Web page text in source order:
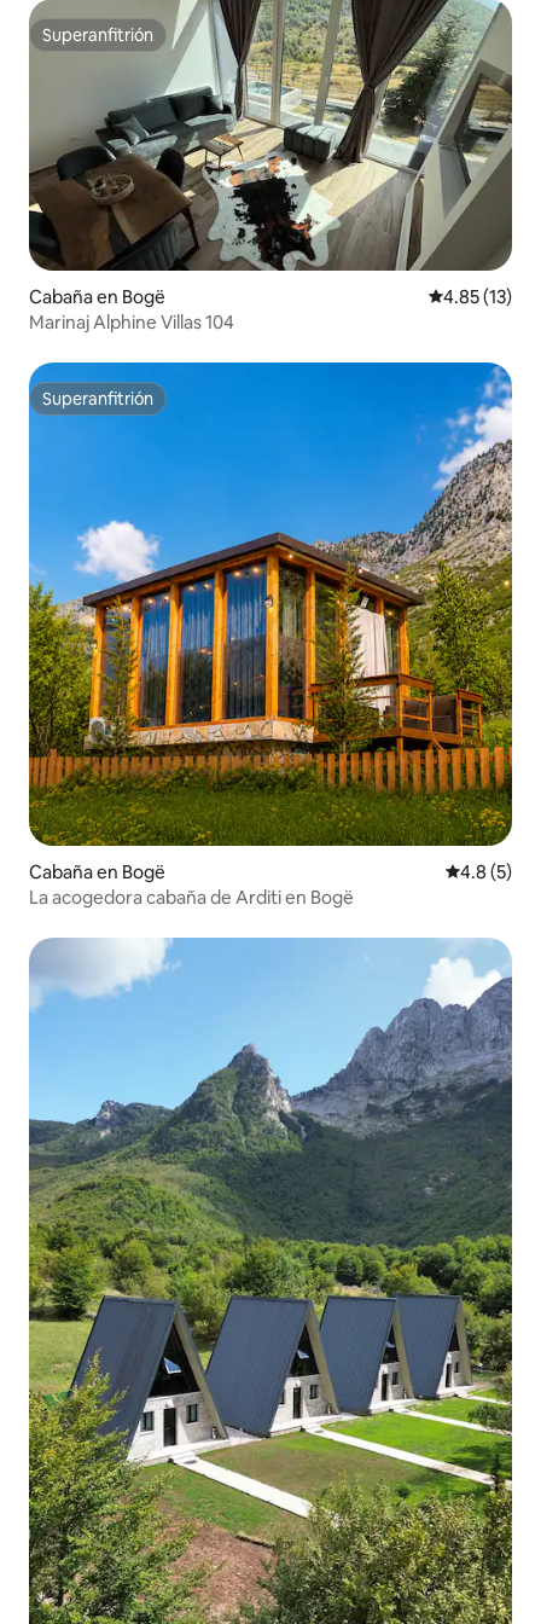
Superanfitrión
Superanfitrión
Cabaña en Bogë Calificación
4.85 (13)
Marinaj Alphine Villas 104
Superanfitrión
Superanfitrión
Cabaña en Bogë
4.8 (5)
La acogedora cabaña de Arditi en Bogë